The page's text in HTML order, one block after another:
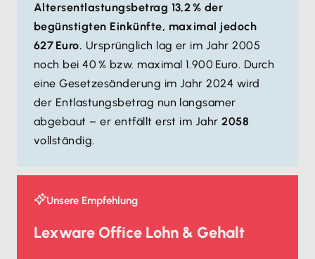
Altersentlastungsbetrag 13,2 % der
begünstigten Einkünfte, maximal jedoch
627 Euro. Ursprünglich lag er im Jahr 2005
noch bei 40 % bzw. maximal 1.900 Euro. Durch
eine Gesetzesänderung im Jahr 2024 wird
der Entlastungsbetrag nun langsamer
abgebaut – er entfällt erst im Jahr2058
vollständig.
Unsere Empfehlung
Lexware Office Lohn & Gehalt